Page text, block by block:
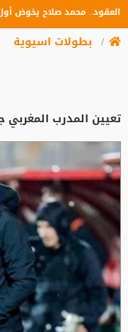
محمد صلاح يخوض أول
بطولات اسيوية
تعيين المدرب